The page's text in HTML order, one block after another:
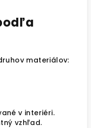
materiálov:
v interiéri.
vzhľad.